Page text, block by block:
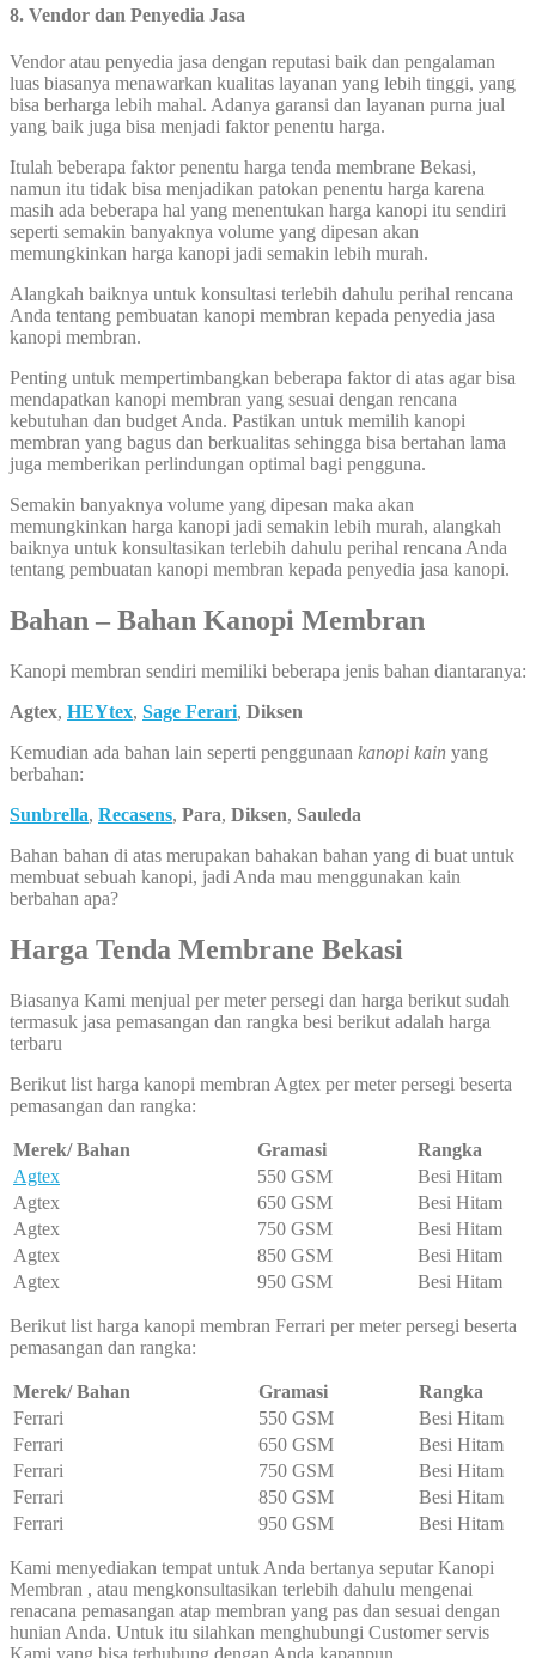
8. Vendor dan Penyedia Jasa
Vendor atau penyedia jasa dengan reputasi baik dan pengalaman
luas biasanya menawarkan kualitas layanan yang lebih tinggi, yang
bisa berharga lebih mahal. Adanya garansi dan layanan purna jual
yang baik juga bisa menjadi faktor penentu harga.
Itulah beberapa faktor penentu harga tenda membrane Bekasi,
namun itu tidak bisa menjadikan patokan penentu harga karena
masih ada beberapa hal yang menentukan harga kanopi itu sendiri
seperti semakin banyaknya volume yang dipesan akan
memungkinkan harga kanopi jadi semakin lebih murah.
Alangkah baiknya untuk konsultasi terlebih dahulu perihal rencana
Anda tentang pembuatan kanopi membran kepada penyedia jasa
kanopi membran.
Penting untuk mempertimbangkan beberapa faktor di atas agar bisa
mendapatkan kanopi membran yang sesuai dengan rencana
kebutuhan dan budget Anda. Pastikan untuk memilih kanopi
membran yang bagus dan berkualitas sehingga bisa bertahan lama
juga memberikan perlindungan optimal bagi pengguna.
Semakin banyaknya volume yang dipesan maka akan
memungkinkan harga kanopi jadi semakin lebih murah, alangkah
baiknya untuk konsultasikan terlebih dahulu perihal rencana Anda
tentang pembuatan kanopi membran kepada penyedia jasa kanopi.
Bahan – Bahan Kanopi Membran
Kanopi membran sendiri memiliki beberapa jenis bahan diantaranya:
Agtex, HEYtex, Sage Ferari, Diksen
Kemudian ada bahan lain seperti penggunaan kanopi kain yang
berbahan:
Sunbrella, Recasens, Para, Diksen, Sauleda
Bahan bahan di atas merupakan bahakan bahan yang di buat untuk
membuat sebuah kanopi, jadi Anda mau menggunakan kain
berbahan apa?
Harga Tenda Membrane Bekasi
Biasanya Kami menjual per meter persegi dan harga berikut sudah
termasuk jasa pemasangan dan rangka besi berikut adalah harga
terbaru
Berikut list harga kanopi membran Agtex per meter persegi beserta
pemasangan dan rangka:
Merek/ Bahan Gramasi
Rangka
Agtex
550 GSM
Besi Hitam
Agtex
650 GSM
Besi Hitam
Agtex
750 GSM
Besi Hitam
Agtex
850 GSM
Besi Hitam
Agtex
950 GSM Besi Hitam
Berikut list harga kanopi membran Ferrari per meter persegi beserta
pemasangan dan rangka:
Merek/ Bahan Gramasi
Rangka
Ferrari
550 GSM
Besi Hitam
Ferrari
650 GSM
Besi Hitam
Ferrari
750 GSM
Besi Hitam
Ferrari
850 GSM
Besi Hitam
Ferrari
950 GSM Besi Hitam
Kami menyediakan tempat untuk Anda bertanya seputar Kanopi
Membran , atau mengkonsultasikan terlebih dahulu mengenai
renacana pemasangan atap membran yang pas dan sesuai dengan
hunian Anda. Untuk itu silahkan menghubungi Customer servis
Kami yang bisa terhubung dengan Anda kapanpun.